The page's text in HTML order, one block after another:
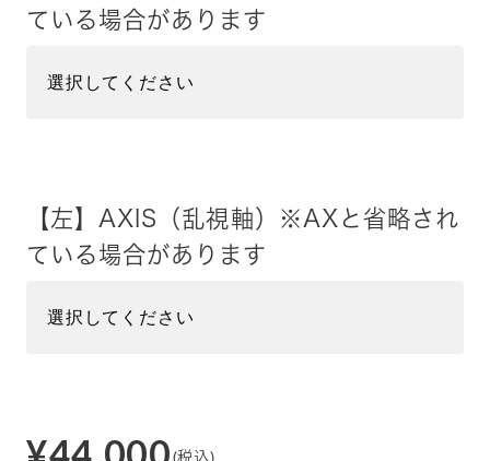
ている場合があります
【左】AXIS（乱視軸）※AXと省略され
ている場合があります
(税込)